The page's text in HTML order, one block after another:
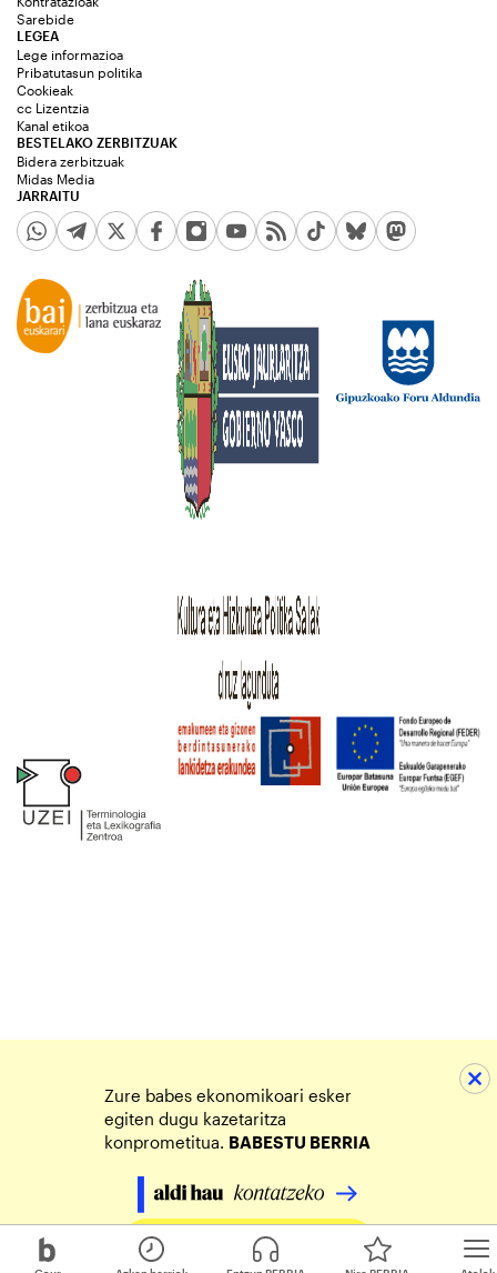
Sarebide
JARRAITU
LEGEA
Lege informazioa
Pribatutasun politika
Cookieak
cc Lizentzia
Kanal etikoa
BESTELAKO ZERBITZUAK
Bidera zerbitzuak
Midas Media
Zure babes ekonomikoari esker
egiten dugu kazetaritza
konprometitua. BABESTU BERRIA
Egin zure ekarpena